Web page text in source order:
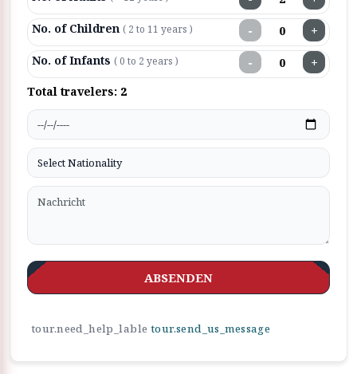
No. of Children ( 2 to 11 years ) − +
No. of Infants ( 0 to 2 years ) − +
Total travelers: 2
ABSENDEN
tour.need_help_lable tour.send_us_message